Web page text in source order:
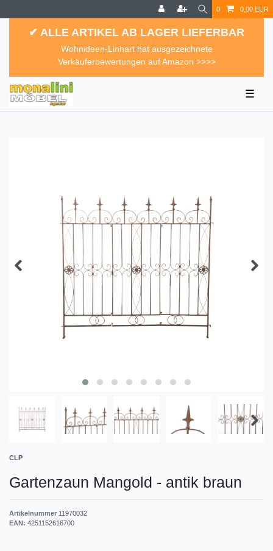
0 0,00 EUR
✔ ALLE ARTIKEL AB LAGER LIEFERBAR
Wohnideen-Linhart hat ausgezeichnete
Verkäuferbewertungen auf Amazon >>>>
☰
CLP
Gartenzaun Mangold - antik braun
Artikelnummer 11970032
EAN: 4251152616700